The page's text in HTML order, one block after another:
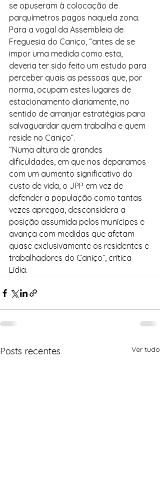
se opuseram à colocação de
parquímetros pagos naquela zona.
Para a vogal da Assembleia de
Freguesia do Caniço, “antes de se
impor uma medida como esta,
deveria ter sido feito um estudo para
perceber quais as pessoas que, por
norma, ocupam estes lugares de
estacionamento diariamente, no
sentido de arranjar estratégias para
salvaguardar quem trabalha e quem
reside no Caniço”.
“Numa altura de grandes
dificuldades, em que nos deparamos
com um aumento significativo do
custo de vida, o JPP em vez de
defender a população como tantas
vezes apregoa, desconsidera a
posição assumida pelos munícipes e
avança com medidas que afetam
quase exclusivamente os residentes e
trabalhadores do Caniço”, crítica
Lídia.
Posts recentes Ver tudo